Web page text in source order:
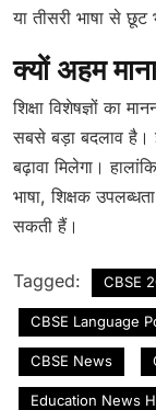
या तीसरी भाषा से
क्यों अहम
शिक्षा विशेषज्ञों का
सबसे बड़ा बदलाव है।
बढ़ावा मिलेगा।
भाषा, शिक्षक
सकती हैं।
Tagged: CBSE
CBSE Language
CBSE News
Education News